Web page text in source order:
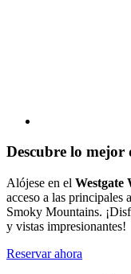
Descubre lo
Alójese en el Westgate
acceso a las
Smoky Mountains.
y vistas impresionantes!
Reservar ahora